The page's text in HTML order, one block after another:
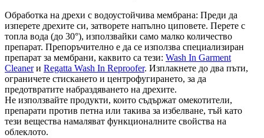
Обработка на дрехи с водоустойчива мембрана: Преди да
изперете дрехите си, затворете напълно циповете. Перете с
топла вода (до 30°), използвайки само малко количество
препарат. Препоръчително е да се използва специализиран
препарат за мембрани, каквито са тези: Wash In Garment
Cleanerи Regatta Wash In Reproofer. Изплакнете до два пъти,
ограничете стискането и центрофугирането, за да
предотвратите набраздяването на дрехите.
Не използвайте продукти, които съдържат омекотители,
препарати против петна или такива за избелване, тъй като
тези вещества намаляват функционалните свойства на
облеклото.